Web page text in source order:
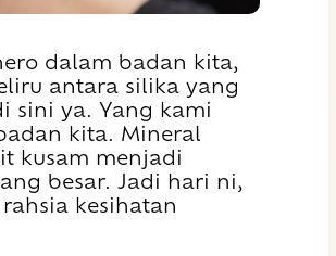
dalam badan kita,
antara silika yang
sini ya. Yang kami
kita. Mineral
kusam menjadi
besar. Jadi hari ni,
kesihatan